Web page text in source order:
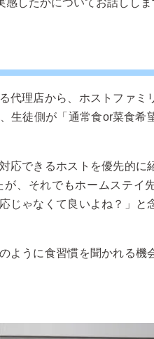
したかについてお話ししま
代理店から、ホストファミ
生徒側が「通常食or菜食希
応できるホストを優先的に
、それでもホームステイ
じゃなくて良いよね？」と
ように食習慣を聞かれる機